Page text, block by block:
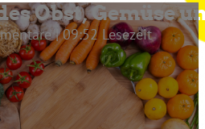
Obst, Gemüse
| 09:52 Lesezeit